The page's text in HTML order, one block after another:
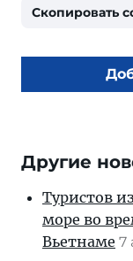
Скопировать
Другие
Туристов
море во
Вьетнаме 7